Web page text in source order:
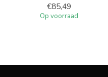
€85,49
Op voorraad